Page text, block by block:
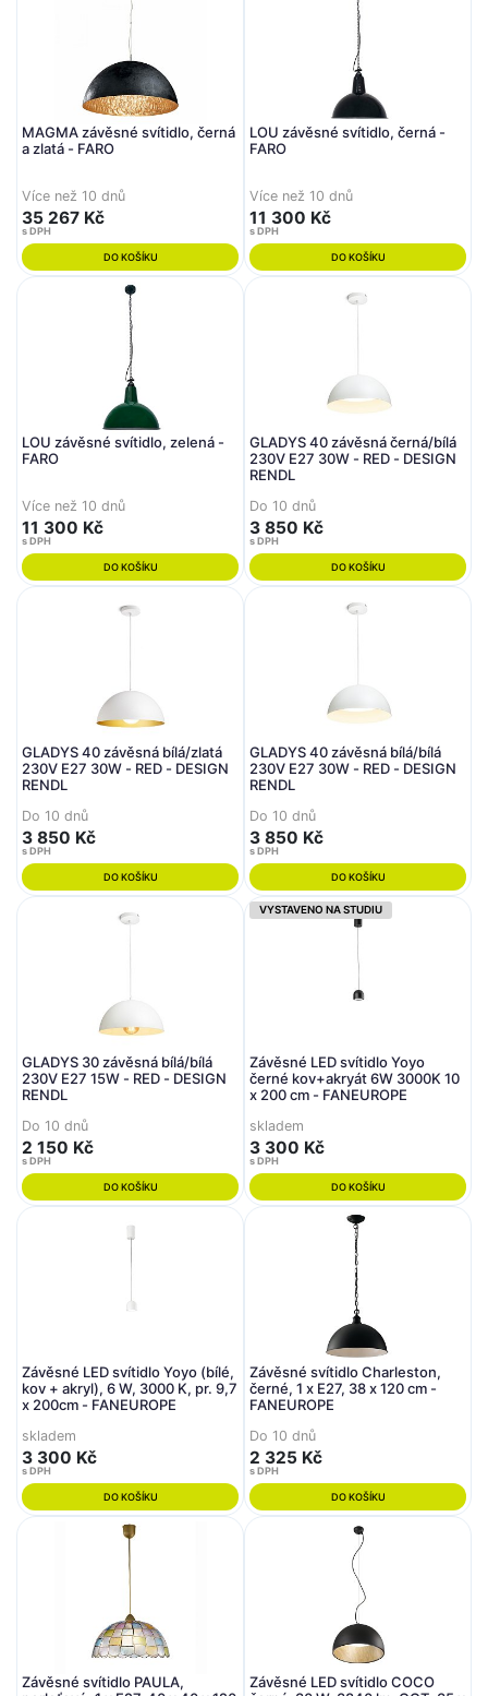
MAGMA závěsné svítidlo, černá
a zlatá - FARO
Více než 10 dnů
35 267 Kč
s DPH
DO KOŠÍKU
LOU závěsné svítidlo, černá -
FARO
Více než 10 dnů
11 300 Kč
s DPH
DO KOŠÍKU
LOU závěsné svítidlo, zelená -
FARO
Více než 10 dnů
11 300 Kč
s DPH
DO KOŠÍKU
GLADYS 40 závěsná černá/bílá
230V E27 30W - RED - DESIGN
RENDL
Do 10 dnů
3 850 Kč
s DPH
DO KOŠÍKU
GLADYS 40 závěsná bílá/zlatá
230V E27 30W - RED - DESIGN
RENDL
Do 10 dnů
3 850 Kč
s DPH
DO KOŠÍKU
GLADYS 40 závěsná bílá/bílá
230V E27 30W - RED - DESIGN
RENDL
Do 10 dnů
3 850 Kč
s DPH
DO KOŠÍKU
GLADYS 30 závěsná bílá/bílá
230V E27 15W - RED - DESIGN
RENDL
Do 10 dnů
2 150 Kč
s DPH
DO KOŠÍKU
VYSTAVENO NA STUDIU
Závěsné LED svítidlo Yoyo
černé kov+akryát 6W 3000K 10
x 200 cm - FANEUROPE
skladem
3 300 Kč
s DPH
DO KOŠÍKU
Závěsné LED svítidlo Yoyo (bílé,
kov + akryl), 6 W, 3000 K, pr. 9,7
x 200cm - FANEUROPE
skladem
3 300 Kč
s DPH
DO KOŠÍKU
Závěsné svítidlo Charleston,
černé, 1 x E27, 38 x 120 cm -
FANEUROPE
Do 10 dnů
2 325 Kč
s DPH
DO KOŠÍKU
Závěsné svítidlo PAULA,
Závěsné LED svítidlo COCO